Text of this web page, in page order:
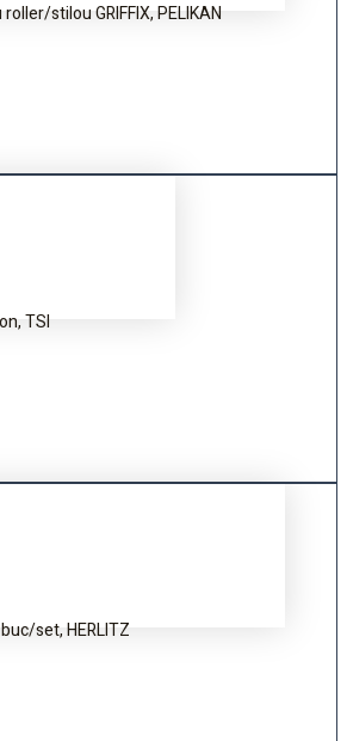
stilou GRIFFIX, PELIKAN
TSI
set, HERLITZ